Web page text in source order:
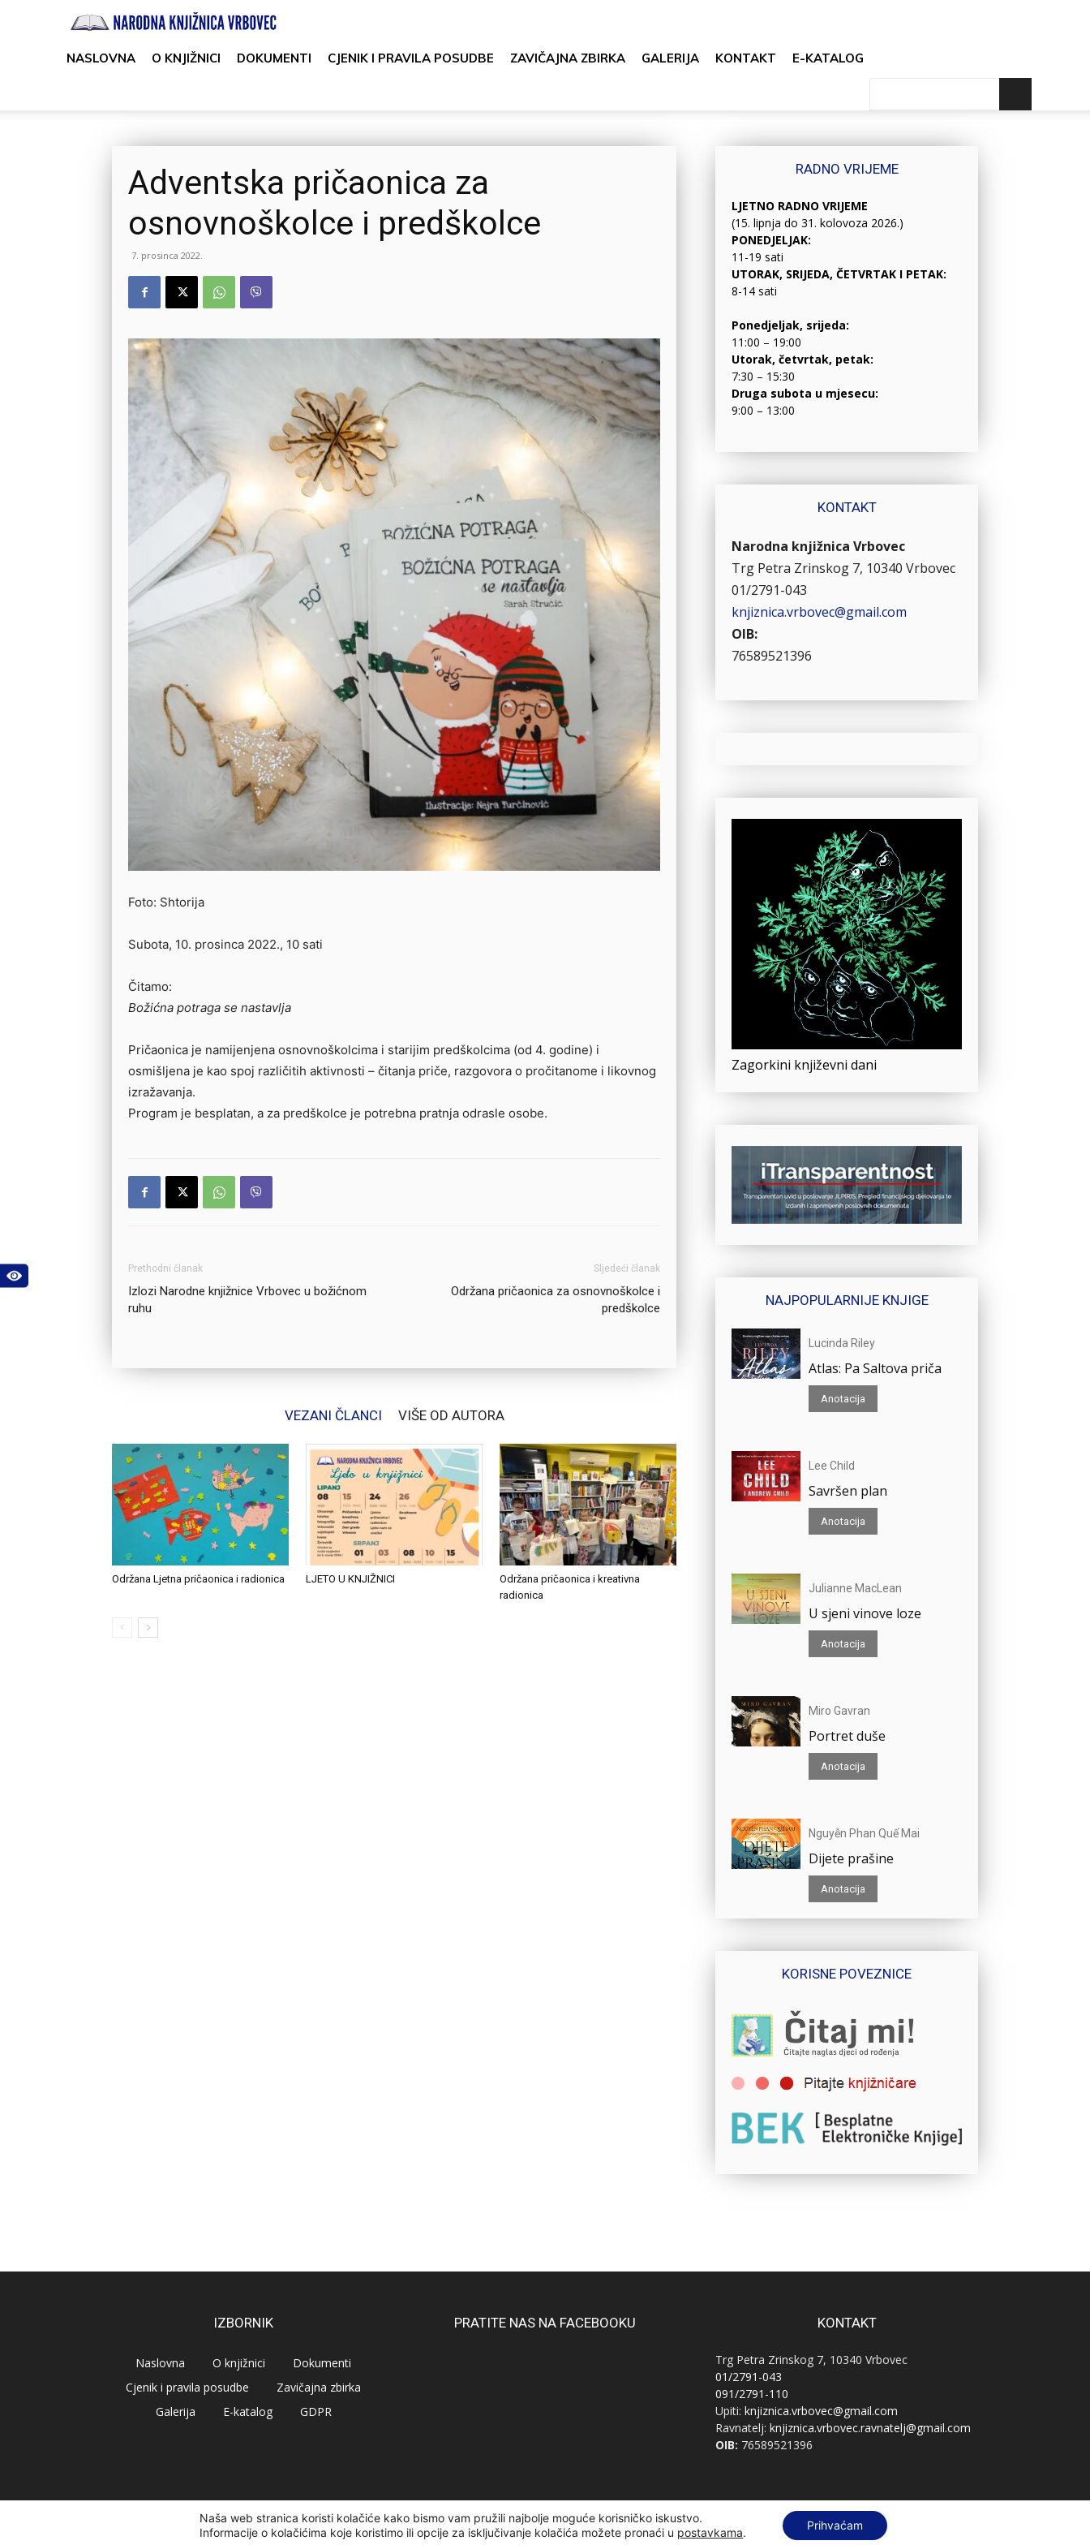
knjižnica
NASLOVNA O KNJIŽNICI DOKUMENTI CJENIK I PRAVILA POSUDBE ZAVIČAJNA ZBIRKA GALERIJA KONTAKT E-KATALOG
Adventska pričaonica za
osnovnoškolce i predškolce
7. prosinca 2022.
Foto: Shtorija
Subota, 10. prosinca 2022., 10 sati
Čitamo:
Božićna potraga se nastavlja
Pričaonica je namijenjena osnovnoškolcima i starijim predškolcima (od 4. godine) i
osmišljena je kao spoj različitih aktivnosti – čitanja priče, razgovora o pročitanome i likovnog
izražavanja.
Program je besplatan, a za predškolce je potrebna pratnja odrasle osobe.
Prethodni članak
Izlozi Narodne knjižnice Vrbovec u božićnom
ruhu
Sljedeći članak
Održana pričaonica za osnovnoškolce i
predškolce
VEZANI ČLANCI VIŠE OD AUTORA
Održana Ljetna pričaonica i radionica LJETO U KNJIŽNICI
Održana pričaonica i kreativna
radionica
RADNO VRIJEME
LJETNO RADNO VRIJEME
(15. lipnja do 31. kolovoza 2026.)
PONEDJELJAK:
11-19 sati
UTORAK, SRIJEDA, ČETVRTAK I PETAK:
8-14 sati
Ponedjeljak, srijeda:
11:00 – 19:00
Utorak, četvrtak, petak:
7:30 – 15:30
Druga subota u mjesecu:
9:00 – 13:00
KONTAKT
Narodna knjižnica Vrbovec
Trg Petra Zrinskog 7, 10340 Vrbovec
01/2791-043
knjiznica.vrbovec@gmail.com
OIB:
76589521396
Zagorkini književni dani
NAJPOPULARNIJE KNJIGE
Lucinda Riley
Atlas: Pa Saltova priča
Anotacija
Lee Child
Savršen plan
Anotacija
Julianne MacLean
U sjeni vinove loze
Anotacija
Miro Gavran
Portret duše
Anotacija
Nguyễn Phan Quế Mai
Dijete prašine
Anotacija
KORISNE POVEZNICE
IZBORNIK
Naslovna O knjižnici
Dokumenti
Cjenik i pravila posudbe
Zavičajna zbirka
Galerija
E-katalog GDPR
PRATITE NAS NA FACEBOOKU KONTAKT
Trg Petra Zrinskog 7, 10340 Vrbovec
01/2791-043
091/2791-110
Upiti: knjiznica.vrbovec@gmail.com
Ravnatelj: knjiznica.vrbovec.ravnatelj@gmail.com
OIB: 76589521396
© Narodna knjižnica Vrbovec 2020 | Sva prava pridržana | Designed and developed byCurly Code
Naša web stranica koristi kolačiće kako bismo vam pružili najbolje moguće korisničko iskustvo.
Informacije o kolačićima koje koristimo ili opcije za isključivanje kolačića možete pronaći u postavkama.
Prihvaćam